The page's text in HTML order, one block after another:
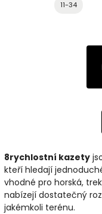
11-34
8rychlostní kazety
kteří hledají
vhodné pro horská,
nabízejí dostatečný
jakémkoli terénu.